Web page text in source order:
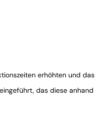
erhöhten und das
das diese anhand